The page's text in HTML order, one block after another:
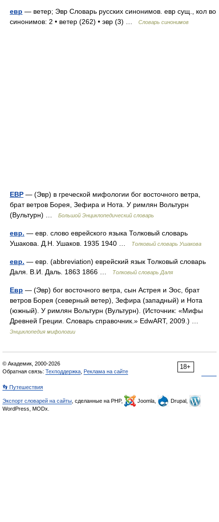
евр — ветер; Эвр Словарь русских синонимов. евр сущ., кол во
синонимов: 2 • ветер (262) • эвр (3) …
Словарь синонимов
ЕВР — (Эвр) в греческой мифологии бог восточного ветра,
брат ветров Борея, Зефира и Нота. У римлян Вольтурн
(Вультурн) …
Большой Энциклопедический словарь
евр. — евр. слово еврейского языка Толковый словарь
Ушакова. Д.Н. Ушаков. 1935 1940 …
Толковый словарь Ушакова
евр. — евр. (abbreviation) еврейский язык Толковый словарь
Даля. В.И. Даль. 1863 1866 …
Толковый словарь Даля
Евр — (Эвр) бог восточного ветра, сын Астрея и Эос, брат
ветров Борея (северный ветер), Зефира (западный) и Нота
(южный). У римлян Вольтурн (Вультурн). (Источник: «Мифы
Древней Греции. Словарь справочник.» EdwART, 2009.) …
Энциклопедия мифологии
18+
© Академик, 2000-2026
Обратная связь: Техподдержка Реклама на сайте
👣 Путешествия
Экспорт словарей на сайты , сделанные на PHP, Joomla,
Drupal,
WordPress, MODx.